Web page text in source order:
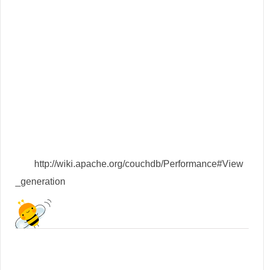
http://wiki.apache.org/couchdb/Performance#View
_generation